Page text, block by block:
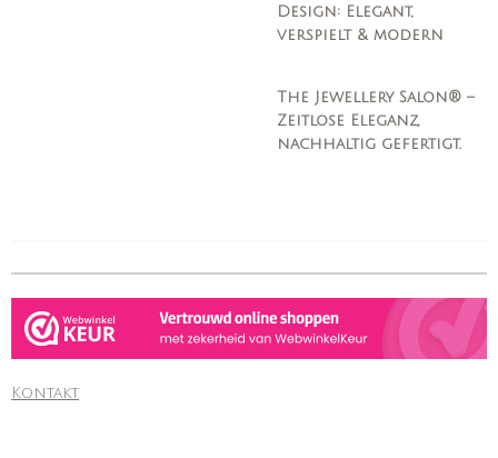
Design: Elegant,
verspielt & modern
The Jewellery Salon® –
Zeitlose Eleganz,
nachhaltig gefertigt.
Kontakt